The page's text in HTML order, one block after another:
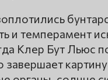
и темперамент
Клер Бут Льюс